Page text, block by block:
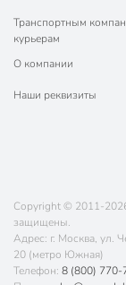
Транспортным
курьерам
О компании
Наши реквизиты
Copyright © 2011-
защищены.
Адрес: г. Москва, ул.
20 (метро Южная)
Телефон: 8 (800) 770-